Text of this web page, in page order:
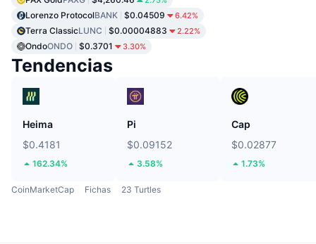
Lorenzo ProtocolBANK $0.04509 6.42%
Terra ClassicLUNC $0.00004883 2.22%
OndoONDO $0.3701 3.30%
Tendencias
Heima
$0.4181
162.34%
Pi
$0.09152
3.58%
Cap
$0.02877
1.73%
CoinMarketCap Fichas 23 Turtles